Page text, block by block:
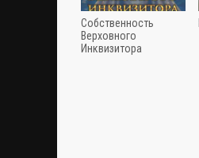
Собственность
Верховного
Инквизитора